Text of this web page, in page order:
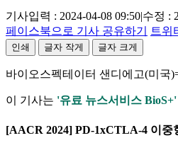
기사입력 : 2024-04-08 09:50|수정 :
페이스북으로 기사 공유하기
트위
인쇄 글자 작게 글자 크게
바이오스펙테이터 샌디에고(미국
이 기사는 '유료 뉴스서비스 BioS+'
[AACR 2024] PD-1xCTLA-4 이중